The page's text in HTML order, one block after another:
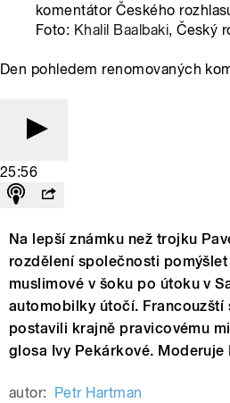
komentátor Českého
Foto: Khalil Baalbaki, Český
Den pohledem renomovaných
25:56
Na lepší známku než trojku
rozdělení společnosti
muslimové v šoku po útoku v
automobilky útočí. Francouzští
postavili krajně pravicovému
glosa Ivy Pekárkové. Moderuje
autor: Petr Hartman